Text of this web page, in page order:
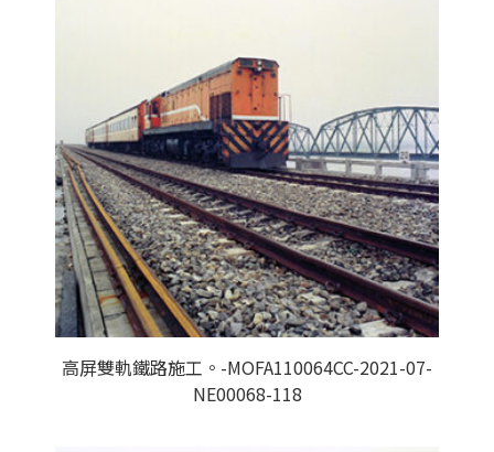
高屏雙軌鐵路施工。-MOFA110064CC-2021-07-
NE00068-118